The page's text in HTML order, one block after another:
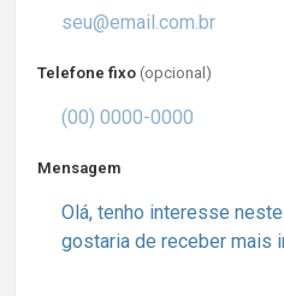
Telefone fixo (opcional)
Mensagem